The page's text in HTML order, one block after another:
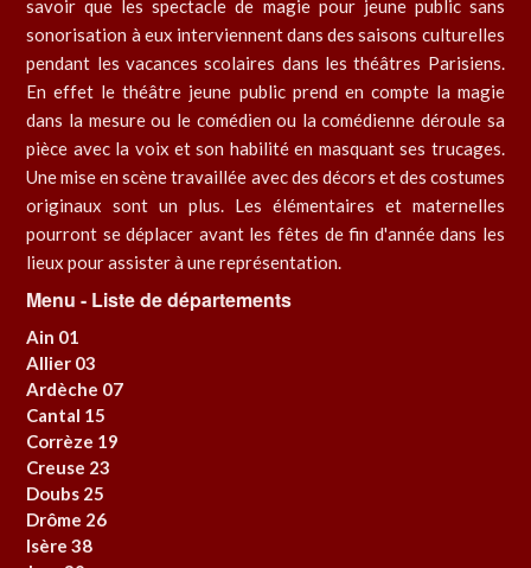
savoir que les spectacle de magie pour jeune public sans
sonorisation à eux interviennent dans des saisons culturelles
pendant les vacances scolaires dans les théâtres Parisiens.
En effet le théâtre jeune public prend en compte la magie
dans la mesure ou le comédien ou la comédienne déroule sa
pièce avec la voix et son habilité en masquant ses trucages.
Une mise en scène travaillée avec des décors et des costumes
originaux sont un plus. Les élémentaires et maternelles
pourront se déplacer avant les fêtes de fin d'année dans les
lieux pour assister à une représentation.
Menu - Liste de départements
Ain 01
Allier 03
Ardèche 07
Cantal 15
Corrèze 19
Creuse 23
Doubs 25
Drôme 26
Isère 38